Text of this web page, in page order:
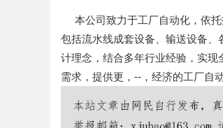
本公司致力于工厂自动化，依托
包括流水线成套设备、输送设备、
计理念，结合多年行业经验，实现
需求，提供更， -- ，经济的工厂自